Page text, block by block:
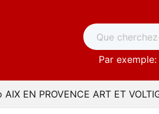
Par exemple:
EN PROVENCE ART ET